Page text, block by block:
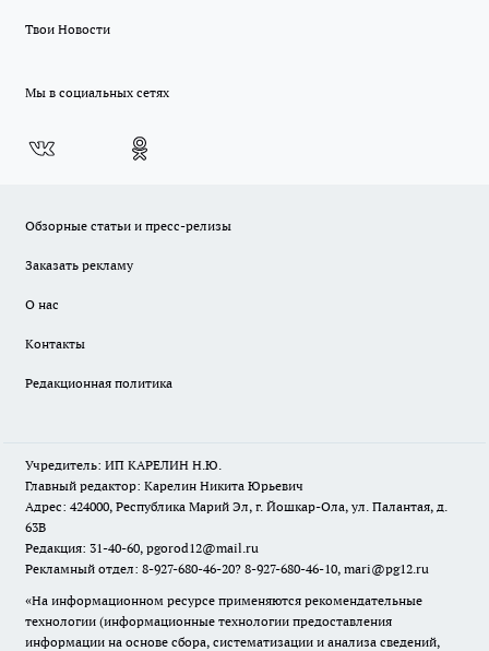
Твои Новости
Мы в социальных сетях
Обзорные статьи и пресс-релизы
Заказать рекламу
О нас
Контакты
Редакционная политика
Учредитель: ИП КАРЕЛИН Н.Ю.
Главный редактор: Карелин Никита Юрьевич
Адрес: 424000, Республика Марий Эл, г. Йошкар-Ола, ул. Палантая, д.
63В
Редакция: 31-40-60, pgorod12@mail.ru
Рекламный отдел: 8-927-680-46-20? 8-927-680-46-10, mari@pg12.ru
«На информационном ресурсе применяются рекомендательные
технологии (информационные технологии предоставления
информации на основе сбора, систематизации и анализа сведений,